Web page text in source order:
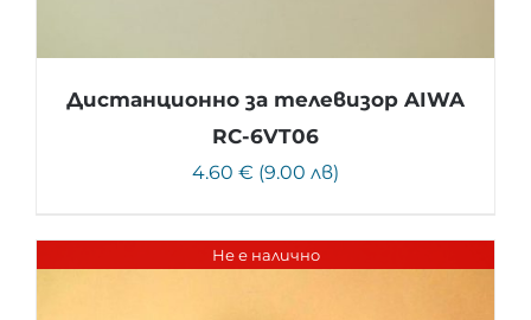
Дистанционно за телевизор AIWA
RC-6VT06
4.60 € (9.00 лв)
Не е налично